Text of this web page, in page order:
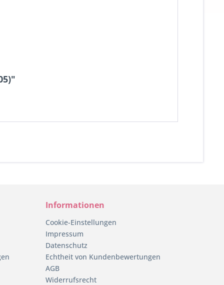
Informationen
Cookie-Einstellungen
Impressum
Datenschutz
Echtheit von Kundenbewertungen
AGB
Widerrufsrecht